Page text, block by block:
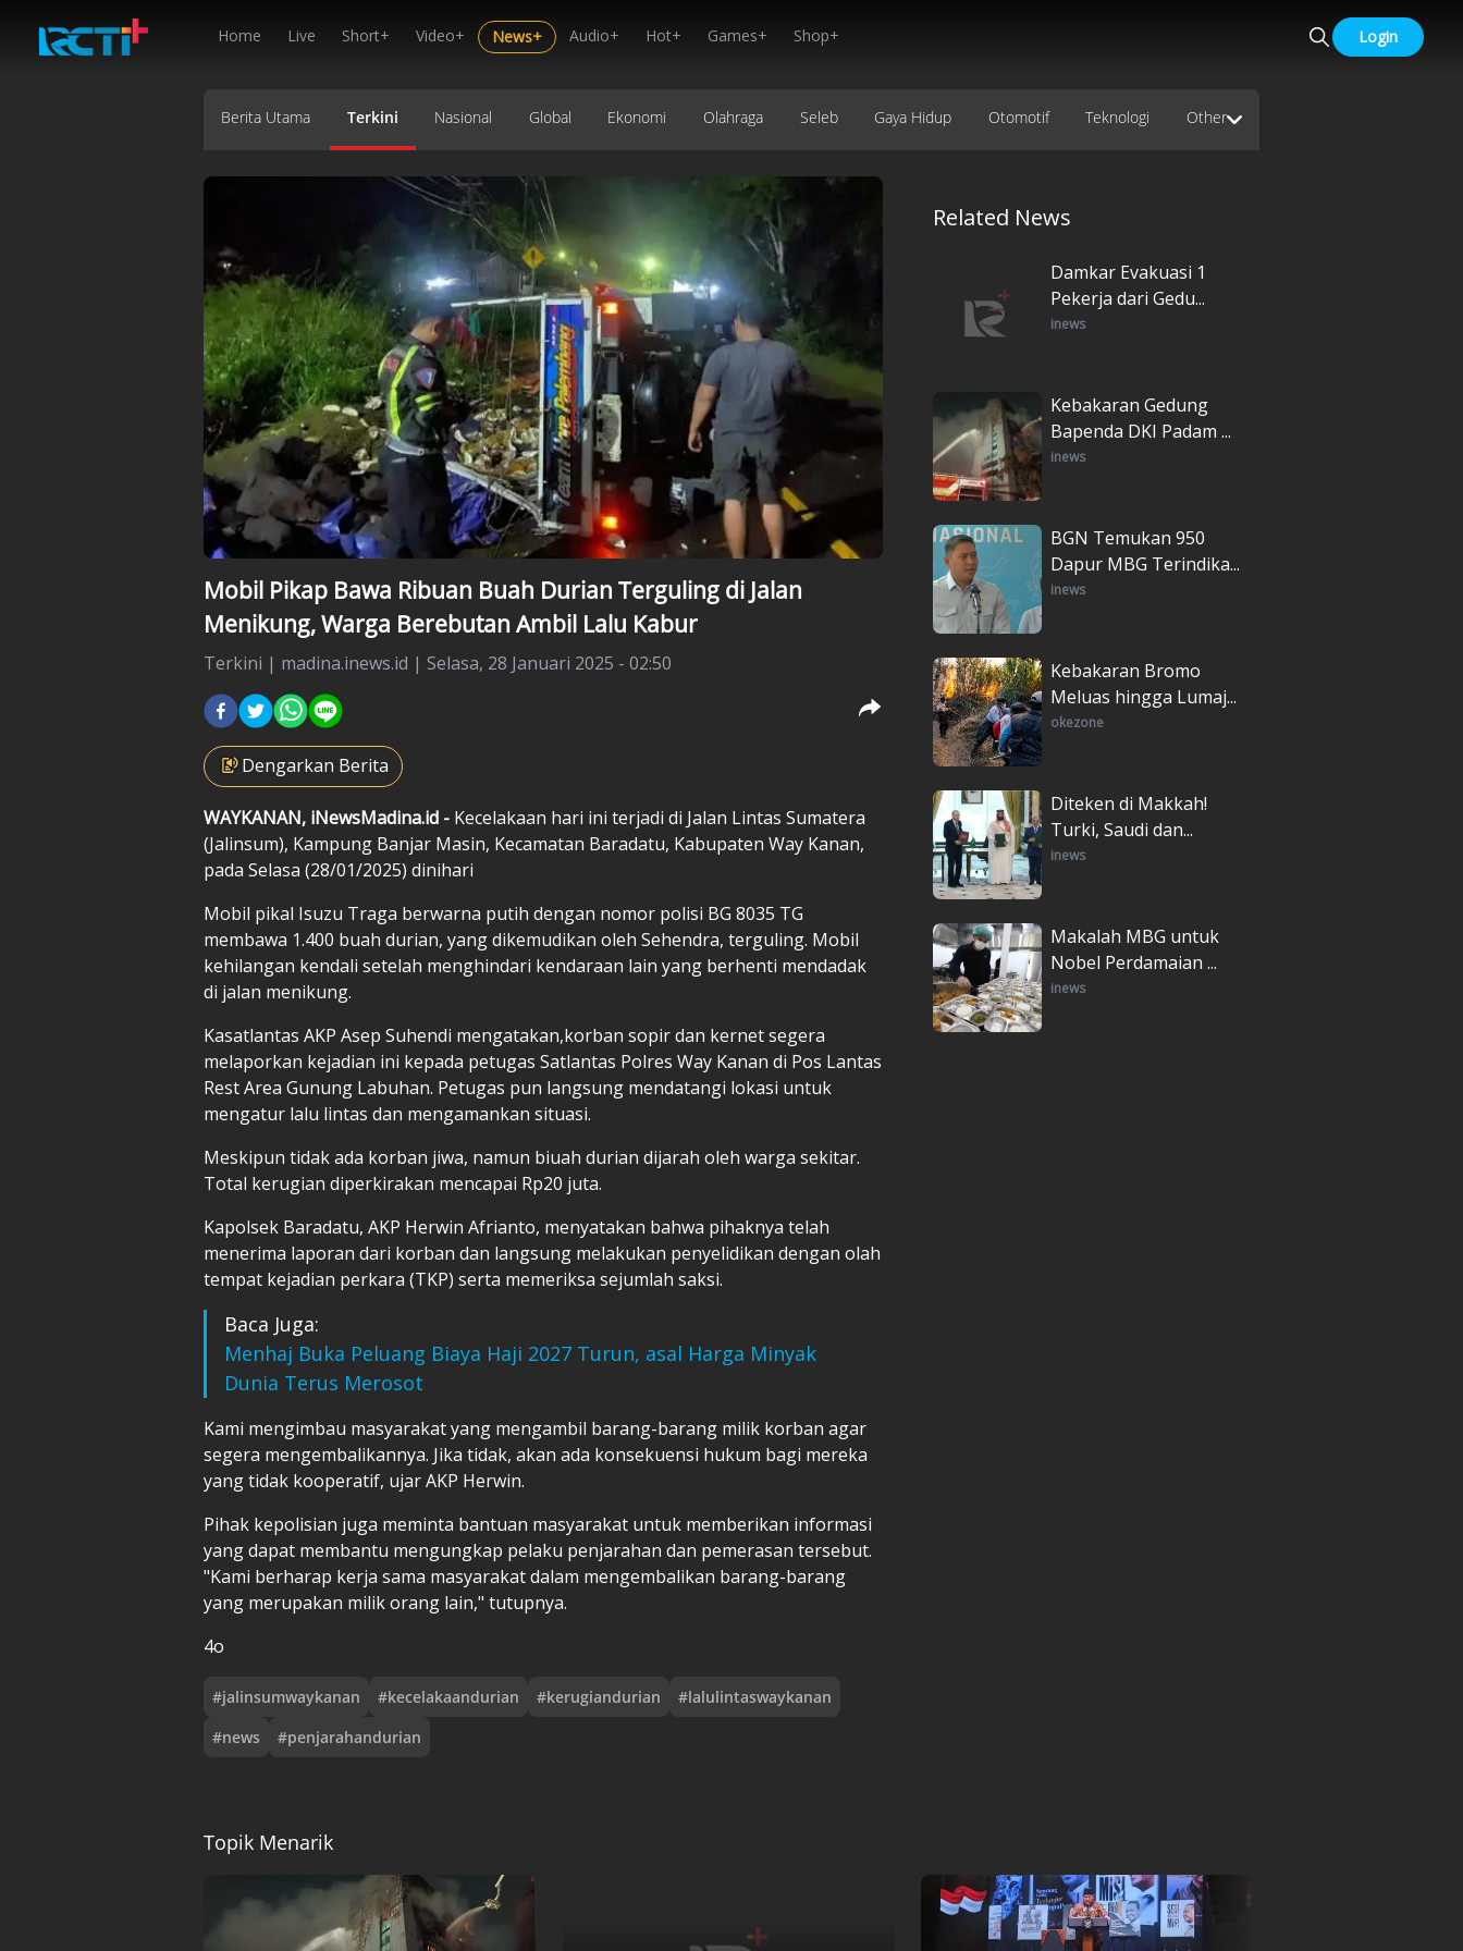
Home Live Short+ Video+ News+ Audio+ Hot+ Games+ Shop+ Login
Berita Utama Terkini Nasional Global Ekonomi Olahraga Seleb Gaya Hidup Otomotif Teknologi Other
Mobil Pikap Bawa Ribuan Buah Durian Terguling di Jalan
Menikung, Warga Berebutan Ambil Lalu Kabur
Terkini | madina.inews.id | Selasa, 28 Januari 2025 - 02:50
Dengarkan Berita
WAYKANAN, iNewsMadina.id - Kecelakaan hari ini terjadi di Jalan Lintas Sumatera
(Jalinsum), Kampung Banjar Masin, Kecamatan Baradatu, Kabupaten Way Kanan,
pada Selasa (28/01/2025) dinihari
Mobil pikal Isuzu Traga berwarna putih dengan nomor polisi BG 8035 TG
membawa 1.400 buah durian, yang dikemudikan oleh Sehendra, terguling. Mobil
kehilangan kendali setelah menghindari kendaraan lain yang berhenti mendadak
di jalan menikung.
Kasatlantas AKP Asep Suhendi mengatakan,korban sopir dan kernet segera
melaporkan kejadian ini kepada petugas Satlantas Polres Way Kanan di Pos Lantas
Rest Area Gunung Labuhan. Petugas pun langsung mendatangi lokasi untuk
mengatur lalu lintas dan mengamankan situasi.
Meskipun tidak ada korban jiwa, namun biuah durian dijarah oleh warga sekitar.
Total kerugian diperkirakan mencapai Rp20 juta.
Kapolsek Baradatu, AKP Herwin Afrianto, menyatakan bahwa pihaknya telah
menerima laporan dari korban dan langsung melakukan penyelidikan dengan olah
tempat kejadian perkara (TKP) serta memeriksa sejumlah saksi.
Baca Juga:
Menhaj Buka Peluang Biaya Haji 2027 Turun, asal Harga Minyak
Dunia Terus Merosot
Kami mengimbau masyarakat yang mengambil barang-barang milik korban agar
segera mengembalikannya. Jika tidak, akan ada konsekuensi hukum bagi mereka
yang tidak kooperatif, ujar AKP Herwin.
Pihak kepolisian juga meminta bantuan masyarakat untuk memberikan informasi
yang dapat membantu mengungkap pelaku penjarahan dan pemerasan tersebut.
"Kami berharap kerja sama masyarakat dalam mengembalikan barang-barang
yang merupakan milik orang lain," tutupnya.
4o
#jalinsumwaykanan #kecelakaandurian #kerugiandurian #lalulintaswaykanan
#news #penjarahandurian
Related News
Damkar Evakuasi 1
Pekerja dari Gedu...
inews
Kebakaran Gedung
Bapenda DKI Padam ...
inews
BGN Temukan 950
Dapur MBG Terindika...
inews
Kebakaran Bromo
Meluas hingga Lumaj...
okezone
Diteken di Makkah!
Turki, Saudi dan...
inews
Makalah MBG untuk
Nobel Perdamaian ...
inews
Topik Menarik